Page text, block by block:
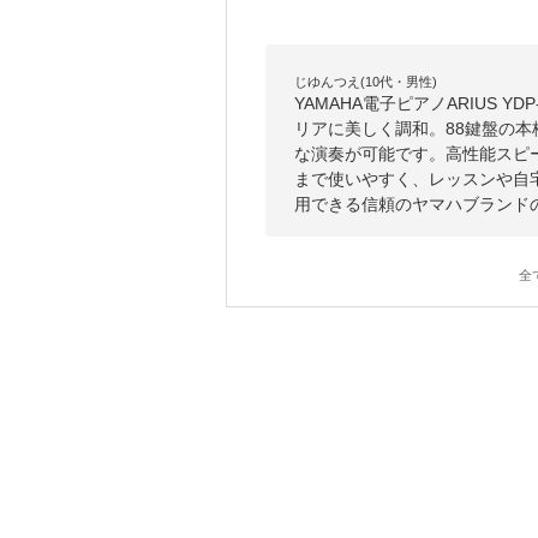
じゆんつえ(10代・男性)
YAMAHA電子ピアノARIUS
リアに美しく調和。88鍵盤の
な演奏が可能です。高性能ス
まで使いやすく、レッスンや
用できる信頼のヤマハブランド
全